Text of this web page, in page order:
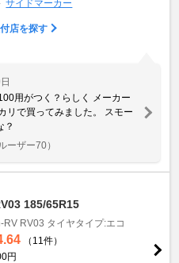
サイドマーカー
店を探す
用がつく？らしく メーカー
リで買ってみました。 スモー
？
ーザー70）
185/65R15
RV RV03 タイヤタイプ:エコ
（11件）
円